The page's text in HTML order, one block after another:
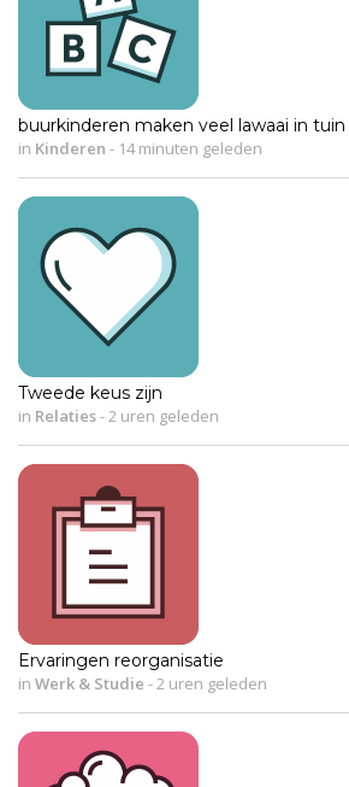
buurkinderen maken veel lawaai in tuin
in Kinderen - 14 minuten geleden
Tweede keus zijn
in Relaties- 2 uren geleden
Ervaringen reorganisatie
in Werk & Studie - 2 uren geleden